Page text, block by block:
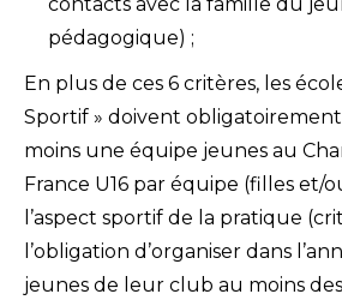
contacts avec la famille du
pédagogique) ;
En plus de ces 6 critères, les
Sportif » doivent
moins une équipe jeunes au
France U16 par équipe (filles et/
l’aspect sportif de la pratique
l’obligation d’organiser dans
jeunes de leur club au moins